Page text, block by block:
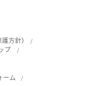
方針）
プ
ーム